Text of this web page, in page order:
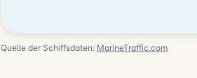
Quelle der Schiffsdaten: MarineTraffic.com